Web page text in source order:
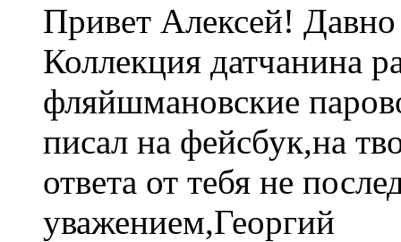
Привет Алексей!
Коллекция датчанина
фляйшмановские
писал на фейсбук,на
ответа от тебя не
уважением,Георгий